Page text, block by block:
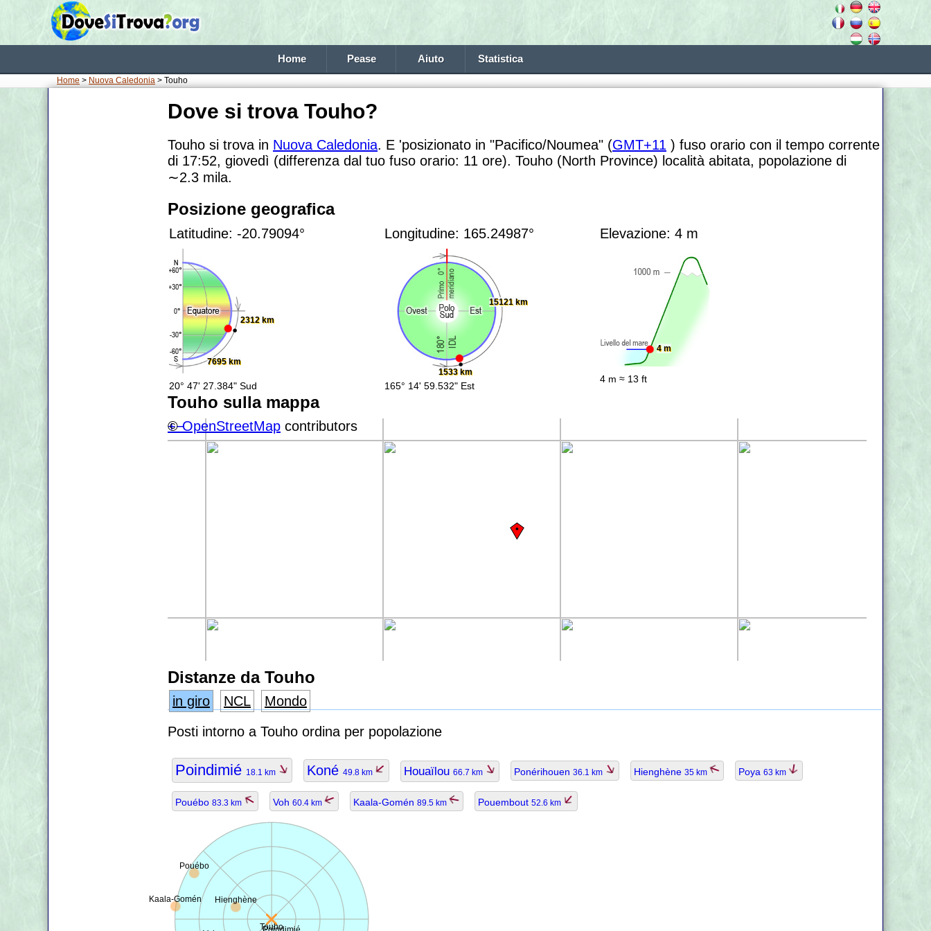
Home Pease Aiuto Statistica
Home > Nuova Caledonia > Touho
Dove si trova Touho?
Touho si trova in Nuova Caledonia. E 'posizionato in "Pacifico/Noumea" (GMT+11 ) fuso orario con il tempo corrente
di 17:52, giovedì (differenza dal tuo fuso orario: 11 ore). Touho (North Province) località abitata, popolazione di
∼2.3 mila.
Posizione geografica
Latitudine: -20.79094°
7695 km
2312 km
20° 47' 27.384" Sud
Longitudine: 165.24987°
15121 km
1533 km
165° 14' 59.532" Est
Elevazione: 4 m
4 m
4 m ≈ 13 ft
Touho sulla mappa
+−
©OpenStreetMap contributors
Distanze da Touho
in giro NCL
Mondo
Posti intorno a Touho ordina per popolazione
Poindimié 18.1 km Koné 49.8 km Houaïlou 66.7 km Ponérihouen 36.1 km Hienghène 35 km Poya 63 km
Pouébo 83.3 km Voh 60.4 km Kaala-Gomén 89.5 km Pouembout 52.6 km
Touho
Hienghène
Pouébo
Kaala-Gomén